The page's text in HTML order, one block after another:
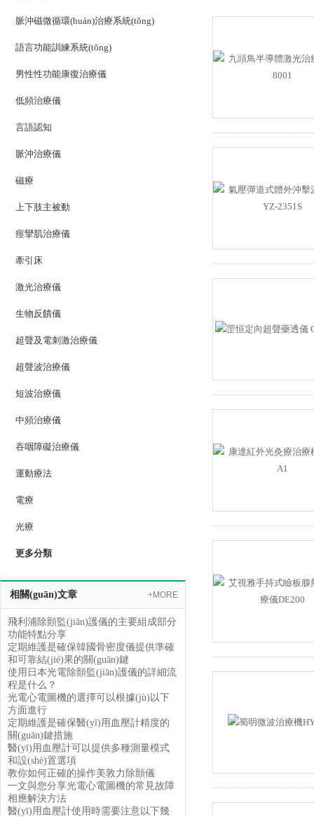
脈沖磁微循環(huán)治療系統(tǒng)
語言功能訓練系統(tǒng)
男性性功能康復治療儀
低頻治療儀
言語認知
脈沖治療儀
磁療
上下肢主被動
痙攣肌治療儀
牽引床
激光治療儀
生物反饋儀
超聲及電刺激治療儀
超聲波治療儀
短波治療儀
中頻治療儀
吞咽障礙治療儀
運動療法
電療
光療
更多分類
相關(guān)文章 +MORE
飛利浦除顫監(jiān)護儀的主要組成部分
功能特點分享
定期維護是確保韓國骨密度儀提供準確
和可靠結(jié)果的關(guān)鍵
使用日本光電除顫監(jiān)護儀的詳細流
程是什么？
光電心電圖機的選擇可以根據(jù)以下
方面進行
定期維護是確保醫(yī)用血壓計精度的
關(guān)鍵措施
醫(yī)用血壓計可以提供多種測量模式
和設(shè)置選項
教你如何正確的操作美敦力除顫儀
一文與您分享光電心電圖機的常見故障
相應解決方法
醫(yī)用血壓計使用時需要注意以下幾